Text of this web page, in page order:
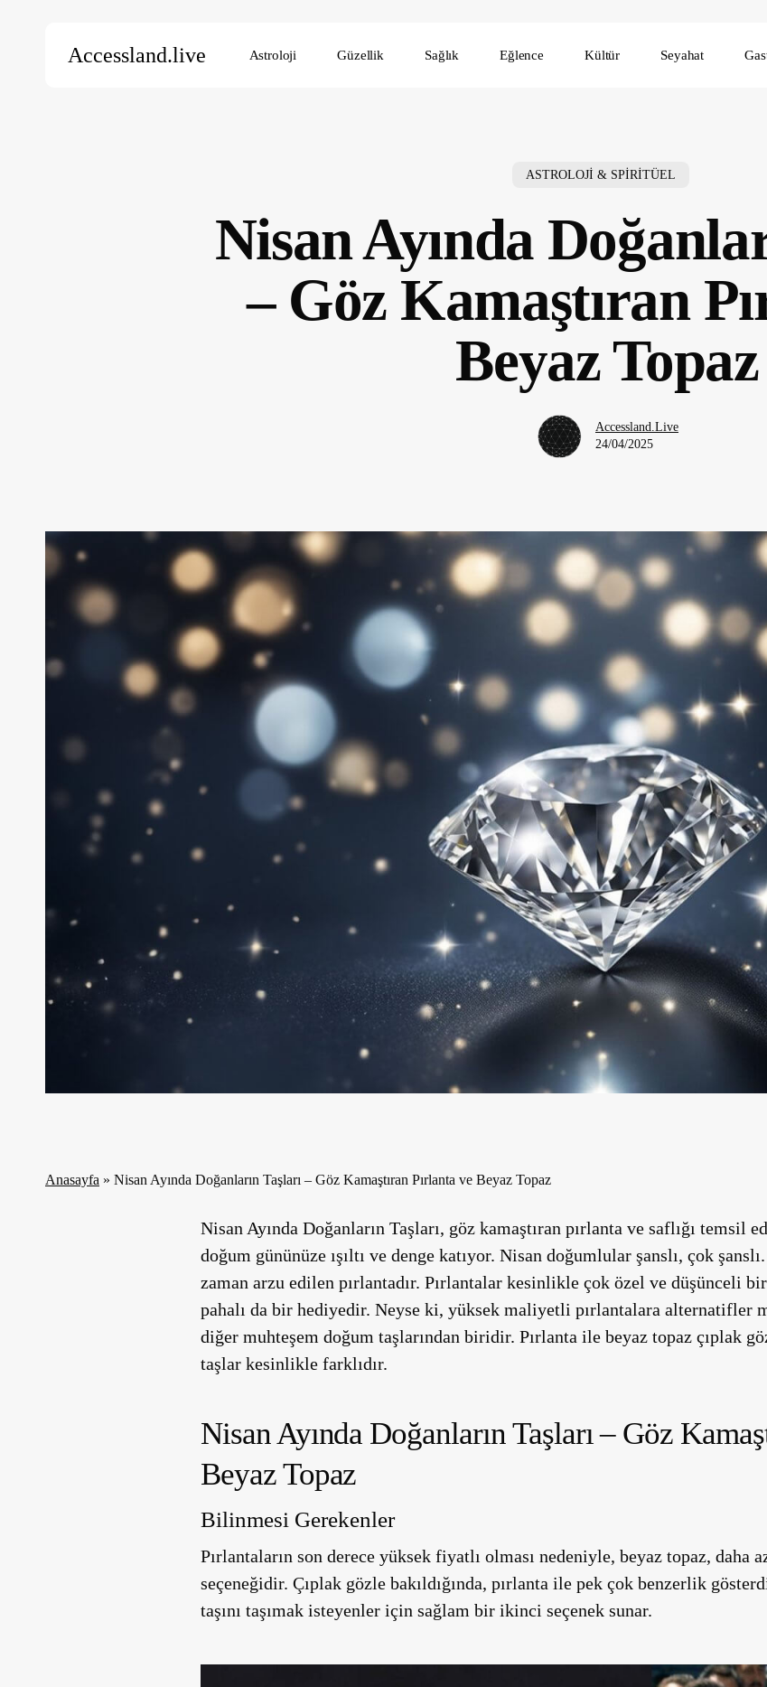
Accessland.live Astroloji Güzellik Sağlık Eğlence Kültür Seyahat
ASTROLOJİ & SPİRİTÜEL
Nisan Ayında
– Göz Kamaştıran
Beyaz Topaz
Accessland.Live
24/04/2025
Anasayfa » Nisan Ayında Doğanların Taşları – Göz Kamaştıran Pırlanta ve Beyaz Topaz
Nisan Ayında Doğanların Taşları, göz kamaştıran pırlanta ve saflığı temsil
doğum gününüze ışıltı ve denge katıyor. Nisan doğumlular şanslı, çok
zaman arzu edilen pırlantadır. Pırlantalar kesinlikle çok özel ve düşünceli bir
pahalı da bir hediyedir. Neyse ki, yüksek maliyetli pırlantalara alternatifler
diğer muhteşem doğum taşlarından biridir. Pırlanta ile beyaz topaz çıplak
taşlar kesinlikle farklıdır.
Nisan Ayında Doğanların Taşları – Göz
Beyaz Topaz
Bilinmesi Gerekenler
Pırlantaların son derece yüksek fiyatlı olması nedeniyle, beyaz topaz, daha
seçeneğidir. Çıplak gözle bakıldığında, pırlanta ile pek çok benzerlik
taşını taşımak isteyenler için sağlam bir ikinci seçenek sunar.